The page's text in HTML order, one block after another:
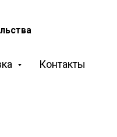
Контакты